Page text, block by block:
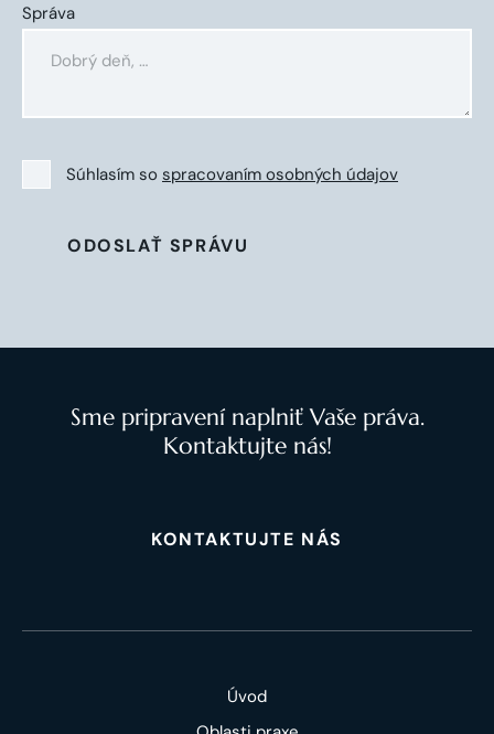
Správa
Súhlasím so spracovaním osobných údajov
ODOSLAŤ SPRÁVU
Sme pripravení naplniť Vaše práva.
Kontaktujte nás!
KONTAKTUJTE NÁS
Úvod